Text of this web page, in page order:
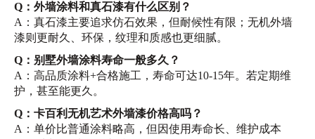
Q：外墙涂料和真石漆有什么区别？
A：真石漆主要追求仿石效果，但耐候性有限；无机外墙
漆则更耐久、环保，纹理和质感也更细腻。
Q：别墅外墙涂料寿命一般多久？
A：高品质涂料+合格施工，寿命可达10-15年。若定期维
护，甚至能更久。
Q：卡百利无机艺术外墙漆价格高吗？
A：单价比普通涂料略高，但因使用寿命长、维护成本